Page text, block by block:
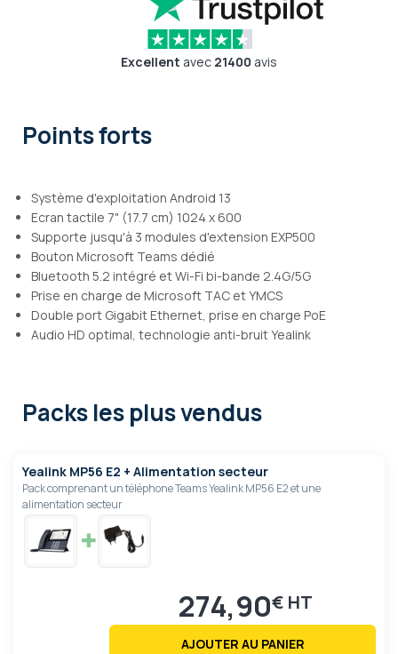
Excellent avec 21400 avis
Points forts
Système d'exploitation Android 13
Ecran tactile 7" (17.7 cm) 1024 x 600
Supporte jusqu'à 3 modules d'extension EXP500
Bouton Microsoft Teams dédié
Bluetooth 5.2 intégré et Wi-Fi bi-bande 2.4G/5G
Prise en charge de Microsoft TAC et YMCS
Double port Gigabit Ethernet, prise en charge PoE
Audio HD optimal, technologie anti-bruit Yealink
Packs les plus vendus
Yealink MP56 E2 + Alimentation secteur
Pack comprenant un téléphone Teams Yealink MP56 E2 et une
alimentation secteur
274,90€
AJOUTER AU PANIER